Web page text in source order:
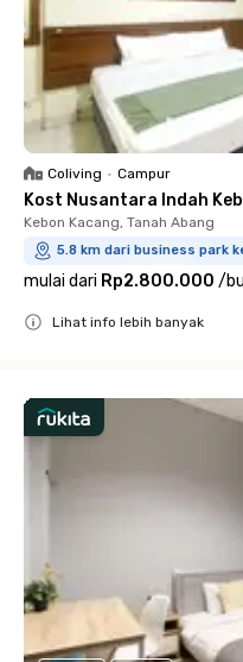
Coliving • Campur
Kost Nusantara Indah
Kebon Kacang, Tanah Abang
5.8 km dari business park
mulai dari Rp2.800.000 /
Lihat info lebih banyak